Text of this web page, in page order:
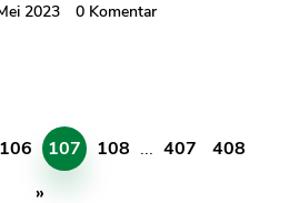
2023 0 Komentar
106 107 108 ... 407
408
»